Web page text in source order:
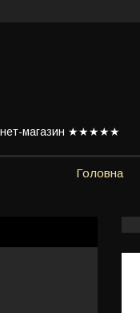
магазин ★★★★★
Головна